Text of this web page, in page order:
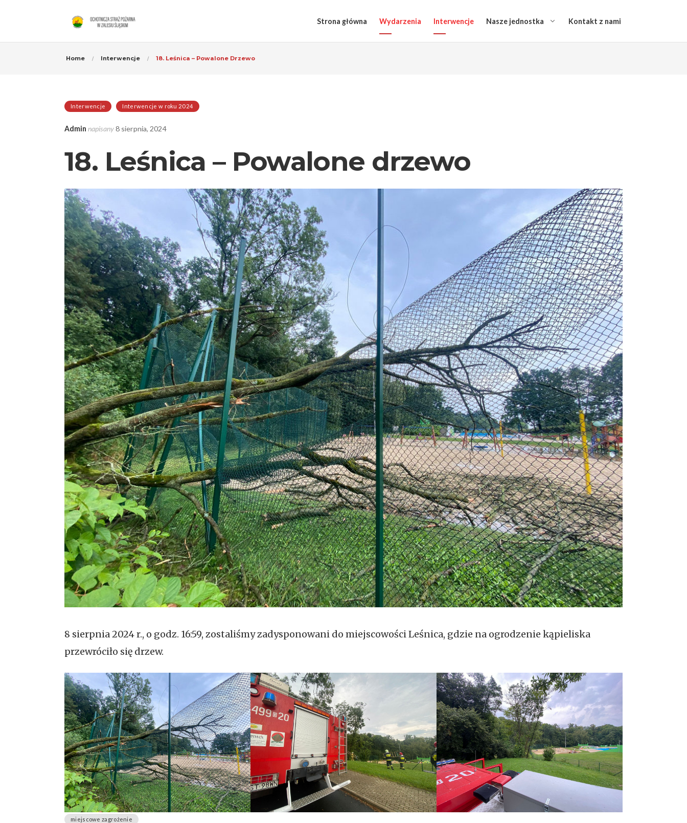
Strona główna Wydarzenia Interwencje Nasze jednostka Kontakt z nami
Home Interwencje 18. Leśnica – Powalone Drzewo
Interwencje Interwencje w roku 2024
Admin napisany8 sierpnia, 2024
18. Leśnica – Powalone drzewo
8 sierpnia 2024 r., o godz. 16:59, zostaliśmy zadysponowani do miejscowości Leśnica, gdzie na ogrodzenie kąpieliska
przewróciło się drzew.
miejscowe zagrożenie